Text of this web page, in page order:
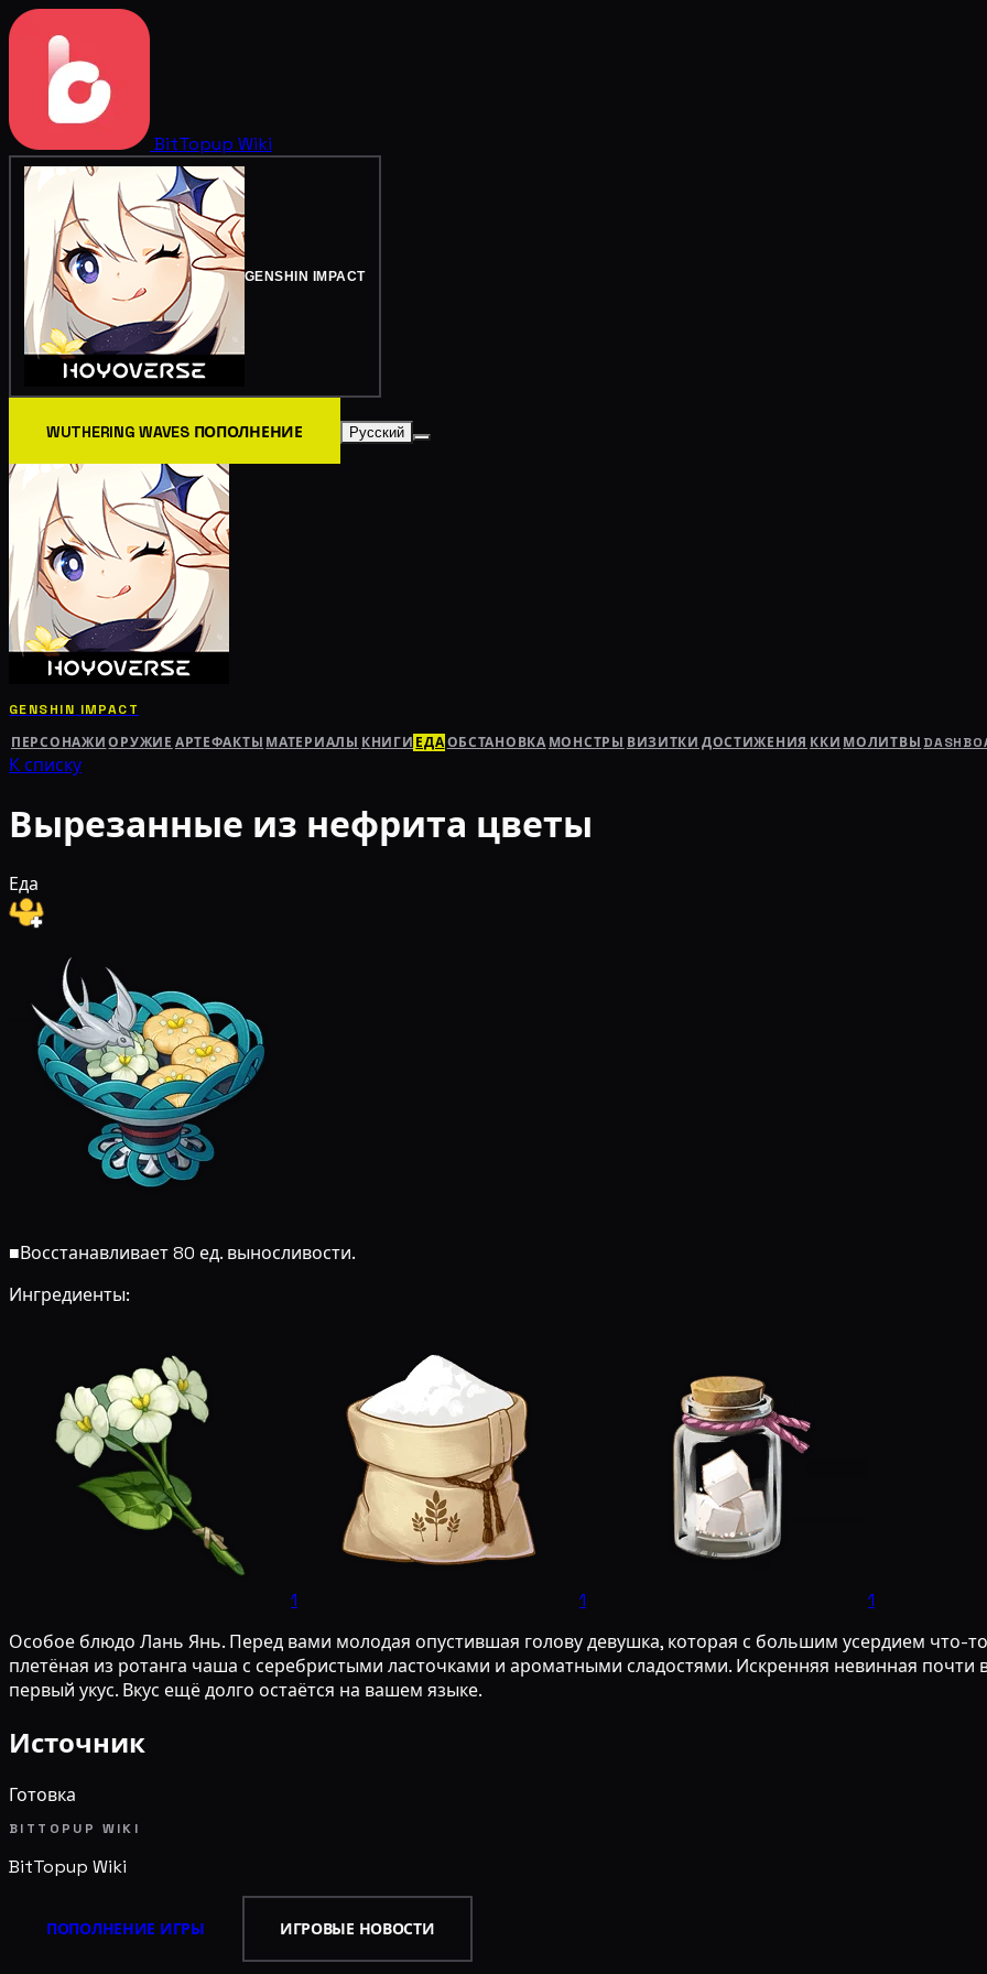
BitTopup Wiki
GENSHIN IMPACT
WUTHERING WAVES ПОПОЛНЕНИЕ Русский
GENSHIN IMPACT
ПЕРСОНАЖИ ОРУЖИЕ АРТЕФАКТЫ МАТЕРИАЛЫ КНИГИ ЕДАОБСТАНОВКА МОНСТРЫ ВИЗИТКИ ДОСТИЖЕНИЯ ККИ МОЛИТВЫ
К списку
Вырезанные из нефрита цветы
Еда
■Восстанавливает 80 ед. выносливости.
Ингредиенты:
1 1
1
Особое блюдо Лань Янь. Перед вами молодая опустившая голову девушка, которая с большим усердием что-
плетёная из ротанга чаша с серебристыми ласточками и ароматными сладостями. Искренняя невинная почти
первый укус. Вкус ещё долго остаётся на вашем языке.
Источник
Готовка
BITTOPUP WIKI
BitTopup Wiki
ПОПОЛНЕНИЕ ИГРЫ ИГРОВЫЕ НОВОСТИ